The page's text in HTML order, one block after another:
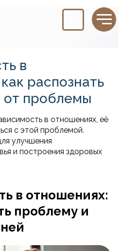
в
распознать
от проблемы
в отношениях, её
с этой проблемой.
улучшения
и построения здоровых
в отношениях:
проблему и